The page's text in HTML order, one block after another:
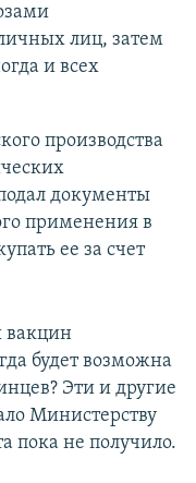
лиц, затем
и всех
производства
документы
применения в
ее за счет
вакцин
будет возможна
Эти и другие
Министерству
пока не получило.